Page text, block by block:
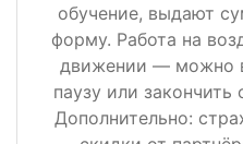
обучение, выдают
форму. Работа на
движении — можно
паузу или закончить
Дополнительно: